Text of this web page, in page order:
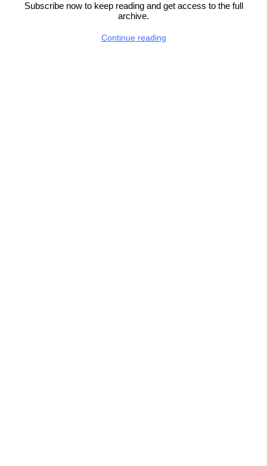
Subscribe now to keep reading and get access to the full
archive.
Continue reading